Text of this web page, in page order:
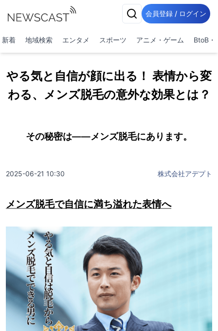
会員登録 / ログイン
新着 地域検索 エンタメ スポーツ アニメ・ゲーム BtoB・
やる気と自信が顔に出る！ 表情から変
わる、メンズ脱毛の意外な効果とは？
その秘密は――メンズ脱毛にあります。
2025-06-21 10:30 株式会社アデプト
メンズ脱毛で自信に満ち溢れた表情へ